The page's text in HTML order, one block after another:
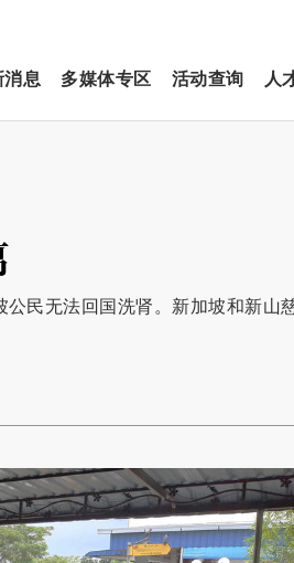
消息 多媒体专区 活动查询 人
民无法回国洗肾。新加坡和新山